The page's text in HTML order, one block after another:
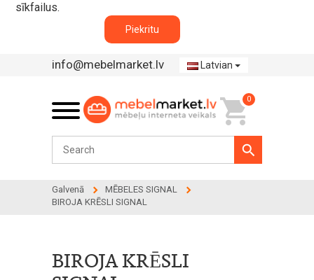
sīkfailus.
Piekritu
info@mebelmarket.lv Latvian
0
Galvenā
MĒBELES SIGNAL
BIROJA KRĒSLI SIGNAL
BIROJA KRĒSLI